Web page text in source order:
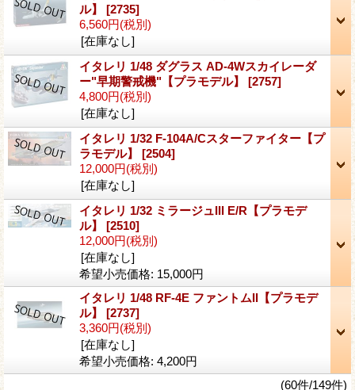
ル】 [2735]
6,560円(税別)
[在庫なし]
イタレリ 1/48 ダグラス AD-4Wスカイレーダ
ー"早期警戒機"【プラモデル】 [2757]
4,800円(税別)
[在庫なし]
イタレリ 1/32 F-104A/Cスターファイター【プ
ラモデル】 [2504]
12,000円(税別)
[在庫なし]
イタレリ 1/32 ミラージュIII E/R【プラモデ
ル】 [2510]
12,000円(税別)
[在庫なし]
希望小売価格: 15,000円
イタレリ 1/48 RF-4E ファントムII【プラモデ
ル】 [2737]
3,360円(税別)
[在庫なし]
希望小売価格: 4,200円
(60件/149件)